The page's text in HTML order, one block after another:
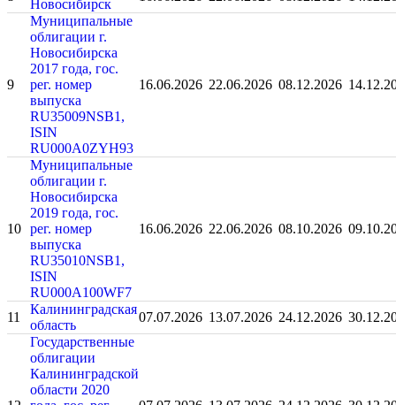
Новосибирск
9
Муниципальные
облигации г.
Новосибирска
2017 года, гос.
рег. номер
выпуска
RU35009NSB1,
ISIN
RU000A0ZYH93
16.06.2026 22.06.2026 08.12.2026
10
Муниципальные
облигации г.
Новосибирска
2019 года, гос.
рег. номер
выпуска
RU35010NSB1,
ISIN
RU000A100WF7
16.06.2026 22.06.2026 08.10.2026
11
Калининградская
область
07.07.2026 13.07.2026 24.12.2026
Государственные
облигации
Калининградской
области 2020